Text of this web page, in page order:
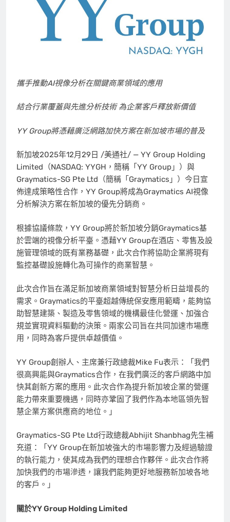
攜手推動AI視像分析在關鍵商業領域的應用
結合行業覆蓋與先進分析技術 為企業客戶釋放新價值
YY Group將憑藉廣泛網路加快方案在新加坡市場的普及
新加坡2025年12月29日 /美通社/ — YY Group Holding
Limited（NASDAQ: YYGH，簡稱「YY Group」）與
Graymatics-SG Pte Ltd（簡稱「Graymatics」）今日宣
佈達成策略性合作，YY Group將成為Graymatics AI視像
分析解決方案在新加坡的優先分銷商。
根據協議條款，YY Group將於新加坡分銷Graymatics基
於雲端的視像分析平臺。憑藉YY Group在酒店、零售及設
施管理領域的既有業務基礎，此次合作將協助企業將現有
監控基礎設施轉化為可操作的商業智慧。
此次合作旨在滿足新加坡商業領域對智慧分析日益增長的
需求。Graymatics的平臺超越傳統保安應用範疇，能夠協
助智慧建築、製造及零售領域的機構最佳化營運、加強合
規並實現資料驅動的決策。兩家公司旨在共同加速市場應
用，同時為客戶提供卓越價值。
YY Group創辦人、主席兼行政總裁Mike Fu表示：「我們
很高興能與Graymatics合作，在我們廣泛的客戶網路中加
快其創新方案的應用。此次合作為提升新加坡企業的營運
能力帶來重要機遇，同時亦鞏固了我們作為本地區領先智
慧企業方案供應商的地位。」
Graymatics-SG Pte Ltd行政總裁Abhijit Shanbhag先生補
充道：「YY Group在新加坡強大的市場影響力及經過驗證
的執行能力，使其成為我們的理想合作夥伴。此次合作將
加快我們的市場滲透，讓我們能夠更好地服務新加坡各地
的客戶。」
關於YY Group Holding Limited